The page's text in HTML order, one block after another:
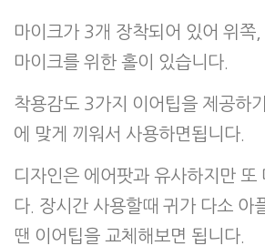
마이크가 3개 장착되어 있어 위쪽,
마이크를 위한 홀이 있습니다.
착용감도 3가지 이어팁을 제공하
에 맞게 끼워서 사용하면됩니다.
디자인은 에어팟과 유사하지만 또
다. 장시간 사용할때 귀가 다소 아
땐 이어팁을 교체해보면 됩니다.